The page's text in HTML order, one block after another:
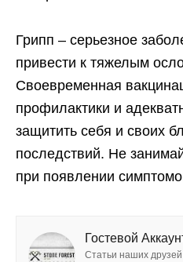
Грипп – серьезное
привести к тяжелым
Своевременная
профилактики и
защитить себя и своих
последствий. Не
при появлении
Гостевой
Статьи наших